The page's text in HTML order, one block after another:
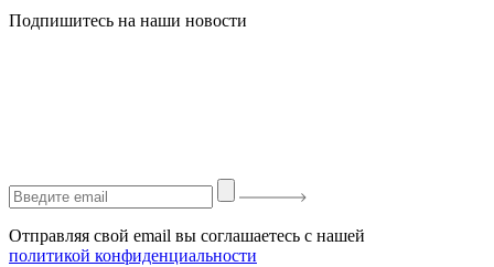
Подпишитесь на наши новости
Отправляя свой email вы соглашаетесь с нашей
политикой конфиденциальности